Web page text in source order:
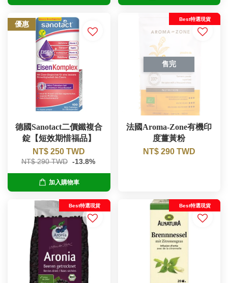
優惠
德國Sanotact二價鐵複合
錠【短效期惜福品】
NT$ 250 TWD
NT$ 290 TWD -13.8%
加入購物車
售完
Best特選現貨
法國Aroma-Zone有機印
度薑黃粉
NT$ 290 TWD
Best特選現貨 Best特選現貨